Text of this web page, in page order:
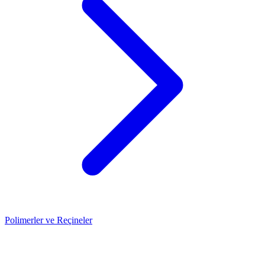
Polimerler ve Reçineler